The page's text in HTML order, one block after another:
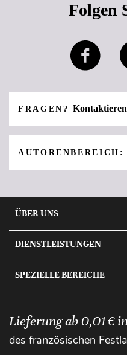
Folgen
FRAGEN?
AUTORENBEREICH:
ÜBER UNS
DIENSTLEISTUNGEN
SPEZIELLE BEREICHE
Lieferung ab 0,01 €
des französischen